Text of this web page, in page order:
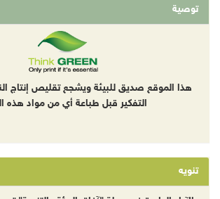
توصية
هذا الموقع صديق للبيئة ويشجع تقليص إنتاج
التفكير قبل طباعة أي من مواد هذه
تنويه